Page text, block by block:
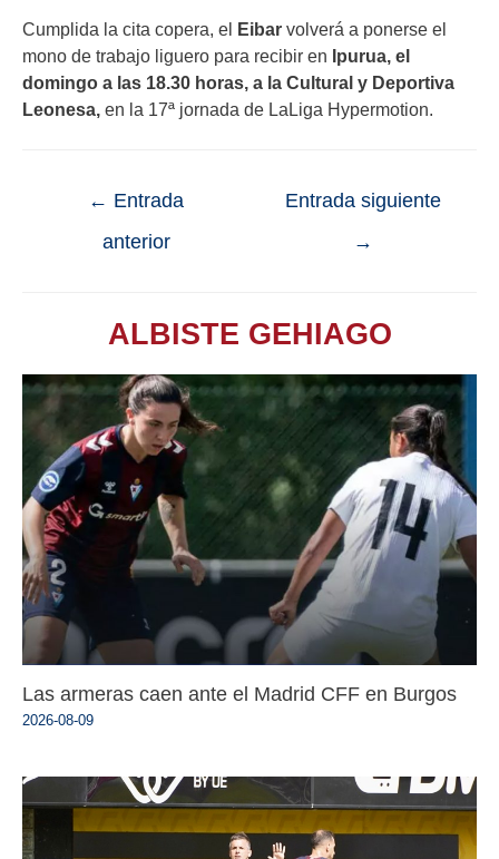
Cumplida la cita copera, el Eibar volverá a ponerse el
mono de trabajo liguero para recibir en Ipurua, el
domingo a las 18.30 horas, a la Cultural y Deportiva
Leonesa, en la 17ª jornada de LaLiga Hypermotion.
← Entrada
anterior
Entrada siguiente
→
ALBISTE GEHIAGO
Las armeras caen ante el Madrid CFF en Burgos
2026-08-09